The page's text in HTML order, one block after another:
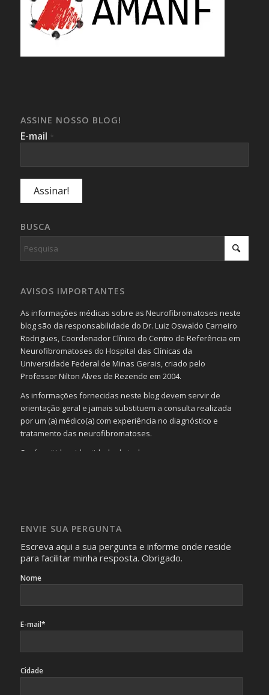
ASSINE NOSSO BLOG!
E-mail *
BUSCA
AVISOS IMPORTANTES
As informações médicas sobre as Neurofibromatoses neste
blog são da responsabilidade do Dr. Luiz Oswaldo Carneiro
Rodrigues, Coordenador Clínico do Centro de Referência em
Neurofibromatoses do Hospital das Clínicas da
Universidade Federal de Minas Gerais, criado pelo
Professor Nilton Alves de Rezende em 2004.
As informações fornecidas neste blog devem servir de
orientação geral e jamais substituem a consulta realizada
por um (a) médico(a) com experiência no diagnóstico e
tratamento das neurofibromatoses.
Será omitida a identidade de todas as pessoas que
identificação da pessoa fotografada.
ENVIE SUA PERGUNTA
Escreva aqui a sua pergunta e informe onde reside
para facilitar minha resposta. Obrigado.
Nome
E-mail*
Cidade